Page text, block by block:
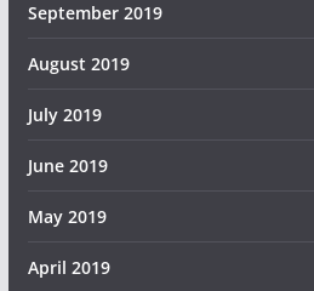
September 2019
August 2019
July 2019
June 2019
May 2019
April 2019